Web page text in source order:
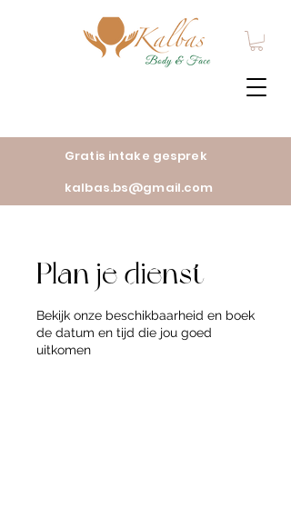
Gratis intake gesprek
kalbas.bs@gmail.com
Plan je dienst
Bekijk onze beschikbaarheid en boek
de datum en tijd die jou goed
uitkomen